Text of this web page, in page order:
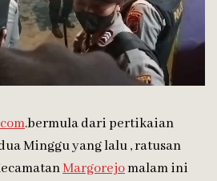
.bermula dari pertikaian
Minggu yang lalu , ratusan
Margorejomalam ini